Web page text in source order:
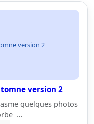
version 2
version 2
quelques photos
…